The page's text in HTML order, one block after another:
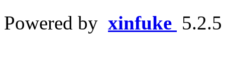
Powered by xinfuke